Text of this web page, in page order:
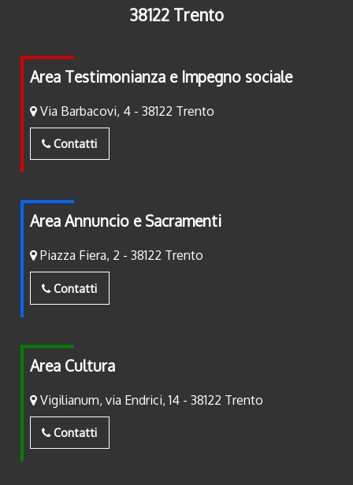
38122 Trento
Area Testimonianza e Impegno sociale
Via Barbacovi, 4 - 38122 Trento
Contatti
Area Annuncio e Sacramenti
Piazza Fiera, 2 - 38122 Trento
Contatti
Area Cultura
Vigilianum, via Endrici, 14 - 38122 Trento
Contatti